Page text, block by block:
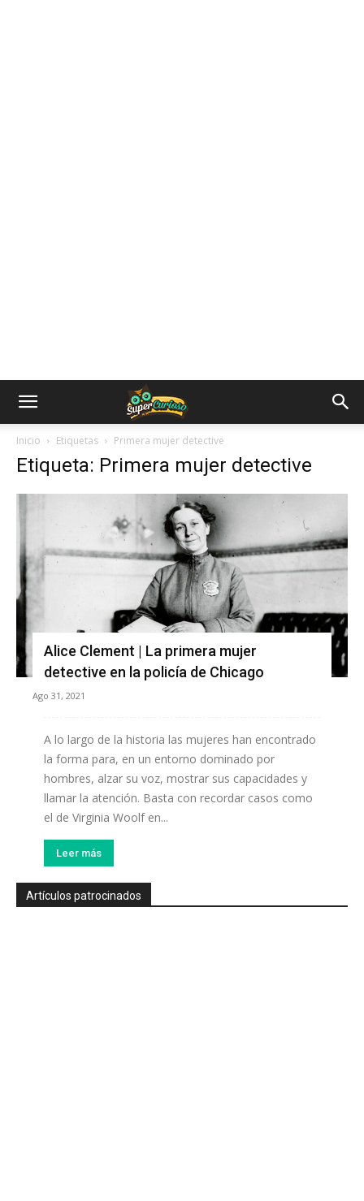
Inicio Etiquetas Primera mujer detective
Etiqueta: Primera mujer detective
Alice Clement | La primera mujer
detective en la policía de Chicago
Ago 31, 2021
A lo largo de la historia las mujeres han encontrado
la forma para, en un entorno dominado por
hombres, alzar su voz, mostrar sus capacidades y
llamar la atención. Basta con recordar casos como
el de Virginia Woolf en...
Leer más
Artículos patrocinados